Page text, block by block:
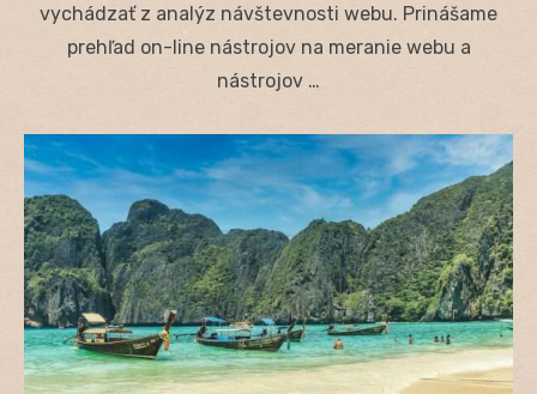
vychádzať z analýz návštevnosti webu. Prinášame
prehľad on-line nástrojov na meranie webu a
nástrojov …